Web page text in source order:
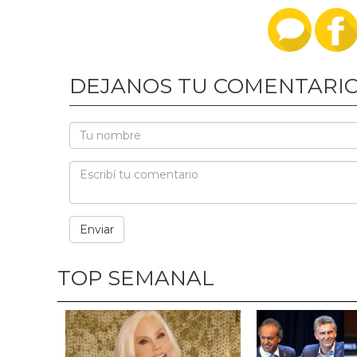
DEJANOS TU
TOP SEMANAL